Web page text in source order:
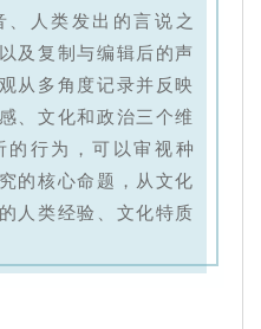
、人类发出的言说之
及复制与编辑后的声
从多角度记录并反映
、文化和政治三个维
的行为，可以审视种
的核心命题，从文化
人类经验、文化特质